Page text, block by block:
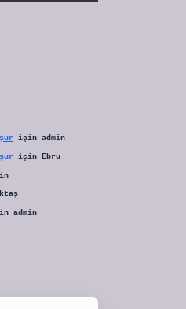
için admin
için Ebru
admin